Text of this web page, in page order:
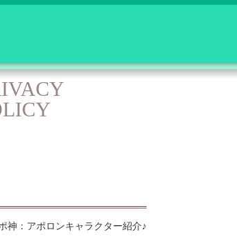
神：アポロンキャラクター紹介♪